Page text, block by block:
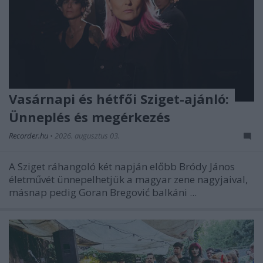
Vasárnapi és hétfői Sziget-ajánló:
Ünneplés és megérkezés
Recorder.hu • 2026. augusztus 03.
A Sziget ráhangoló két napján előbb Bródy János
életművét ünnepelhetjük a magyar zene nagyjaival,
másnap pedig Goran Bregović balkáni ...